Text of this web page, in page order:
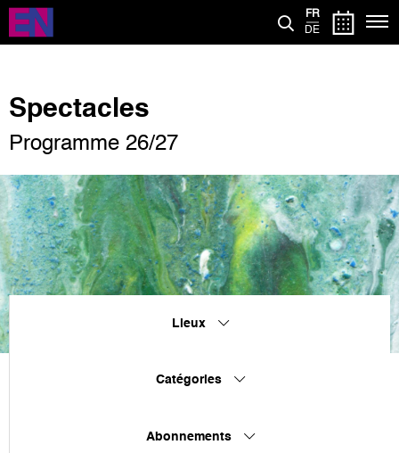
Aller
contenu
FR
DE
Spectacles
Programme 26/27
Lieux
Catégories
Abonnements